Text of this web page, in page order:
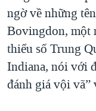
ngờ về những
Bovingdon, một
thiểu số Trung
Indiana, nói với
đánh giá vội